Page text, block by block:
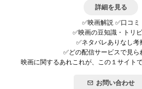
詳細を見る
✅映画解説 ✅口コミ
✅映画の豆知識・トリ
✅ネタバレありなし考
✅どの配信サービスで見ら
映画に関するあれこれが、この１サイト
お問い合わせ